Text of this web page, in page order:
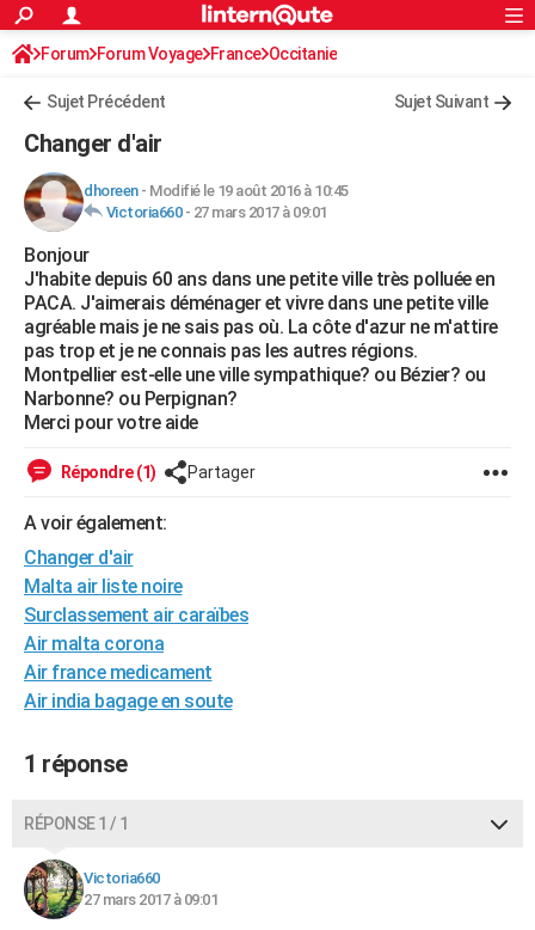
ACTUALITÉS
Politique
Société
Faits Divers
Education
Monde
Villes
+
FINANCE
Retraite
Impôts
Epargne
Immobilier
Risques naturels par ville
Banque
Assurance
Crédit
AUTO
Essais
Réserver un essai
Citadines
Berlines
SUV
Forum auto
+HIGH-TECH
Mobiles
Meilleur smartphone
Internet
Ordinateurs
Jeux vidéo
Guide high-tech
+BRICOLAGE
Forum
Aménagement intérieur
Extérieur
Cuisine
Salle de bains
Jardinage
Rangement
WEEK-END
Guides de France
Escapades
Patrimoine
Expositions
Musées
Week-end nature
+LIFESTYLE
Art de vivre
Bien-être
Loisirs
Mode
Modes de vie
SANTE
VOYAGE
Destinations
City break
Voyage nature
Voyage de noces
Forum
Climat
+PHOTO
GUIDES D'ACHAT
BONS PLANS
CARTE DE VOEUX
Carte de Noël
Carte Bonne année
Carte Saint-Valentin
Carte Pâques
Carte d'anniversaire
DICTIONNAIRE
S'inscrire
Se connecter
Lycées
Collèges
Primaires
Universités
Entreprises
Service militaire
Avis de recherche
AVIS DE DÉCÈS
S'inscrire
Connexion
Forum Forum Voyage France Occitanie
Sujet Précédent Sujet Suivant
Changer d'air
dhoreen- Modifié le 19 août 2016 à 10:45
Victoria660- 27 mars 2017 à 09:01
Bonjour
J'habite depuis 60 ans dans une petite ville très polluée en
PACA. J'aimerais déménager et vivre dans une petite ville
agréable mais je ne sais pas où. La côte d'azur ne m'attire
pas trop et je ne connais pas les autres régions.
Montpellier est-elle une ville sympathique? ou Bézier? ou
Narbonne? ou Perpignan?
Merci pour votre aide
Répondre (1) Partager
A voir également:
Changer d'air
Malta air liste noire
Surclassement air caraïbes
Air malta corona
Air france medicament
Air india bagage en soute
1 réponse
RÉPONSE 1 / 1
Victoria660
27 mars 2017 à 09:01